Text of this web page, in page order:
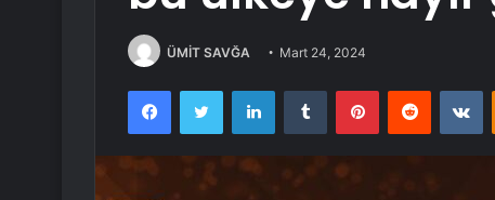
ÜMİT SAVĞA Mart 24, 2024
FacebookTwitter LinkedInTumblr PinterestReddit